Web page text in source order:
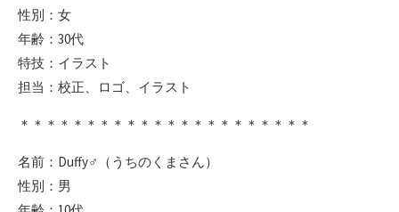
性別：女
年齢：30代
特技：イラスト
担当：校正、ロゴ、イラスト
＊＊＊＊＊＊＊＊＊＊＊＊＊＊＊＊＊＊＊＊＊＊
名前：Duffy♂（うちのくまさん）
性別：男